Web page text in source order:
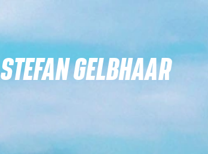
STEFAN GELBHAAR